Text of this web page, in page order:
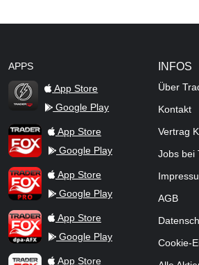
APPS
TraderFox Flash
App Store
Google Play
TraderFox AppApp Store
Google Play
TraderFox ProApp Store
Google Play
TraderFox dpa-AFX ProFeed
App Store
Google Play
TraderFox Live Trading
App Store
INFOS
Über
Kontakt
Vertrag
Jobs bei
AGB
Cookie-